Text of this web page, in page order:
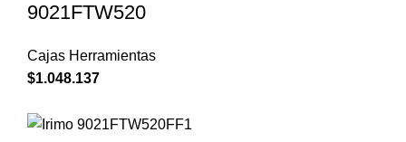
9021FTW520
Cajas Herramientas
$1.048.137